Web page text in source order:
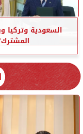
السعودية وتركيا